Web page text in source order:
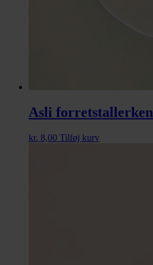
Asli forretstallerken
kr. 8,00 Tilføj kurv